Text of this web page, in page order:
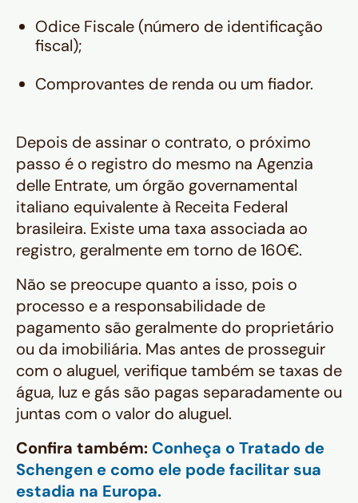
Odice Fiscale (número de identificação
fiscal);
Comprovantes de renda ou um fiador.
Depois de assinar o contrato, o próximo
passo é o registro do mesmo na Agenzia
delle Entrate, um órgão governamental
italiano equivalente à Receita Federal
brasileira. Existe uma taxa associada ao
registro, geralmente em torno de 160€.
Não se preocupe quanto a isso, pois o
processo e a responsabilidade de
pagamento são geralmente do proprietário
ou da imobiliária. Mas antes de prosseguir
com o aluguel, verifique também se taxas de
água, luz e gás são pagas separadamente ou
juntas com o valor do aluguel.
Confira também: Conheça o Tratado de
Schengen e como ele pode facilitar sua
estadia na Europa.